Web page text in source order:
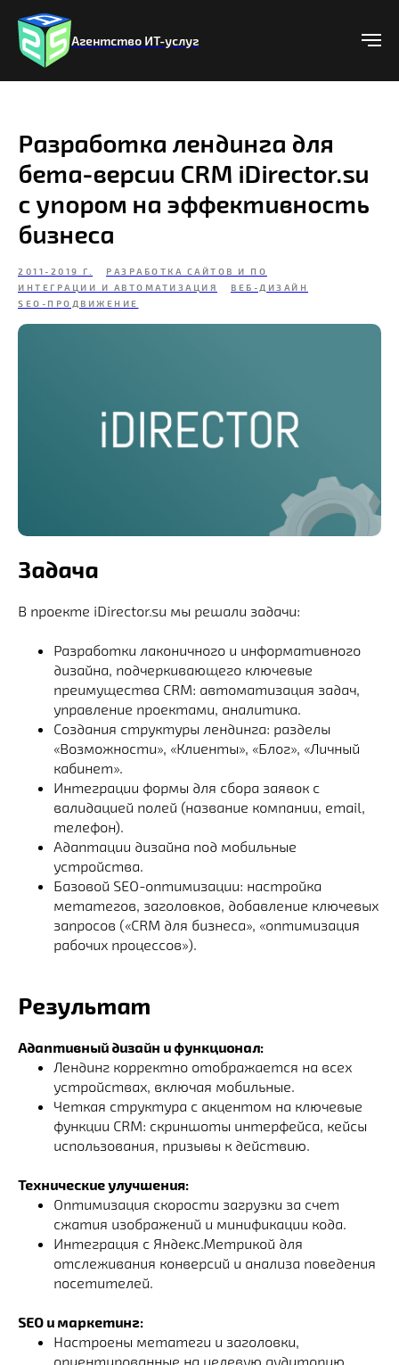
Агентство ИТ-услуг
Разработка лендинга для
бета-версии CRM iDirector.su
с упором на эффективность
бизнеса
2011-2019 Г.
РАЗРАБОТКА САЙТОВ И ПО
ИНТЕГРАЦИИ И АВТОМАТИЗАЦИЯ
ВЕБ-ДИЗАЙН
SEO-ПРОДВИЖЕНИЕ
Задача
В проекте iDirector.su мы решали задачи:
Разработки лаконичного и информативного
дизайна, подчеркивающего ключевые
преимущества CRM: автоматизация задач,
управление проектами, аналитика.
Создания структуры лендинга: разделы
«Возможности», «Клиенты», «Блог», «Личный
кабинет».
Интеграции формы для сбора заявок с
валидацией полей (название компании, email,
телефон).
Адаптации дизайна под мобильные
устройства.
Базовой SEO-оптимизации: настройка
метатегов, заголовков, добавление ключевых
запросов («CRM для бизнеса», «оптимизация
рабочих процессов»).
Результат
Адаптивный дизайн и функционал:
Лендинг корректно отображается на всех
устройствах, включая мобильные.
Четкая структура с акцентом на ключевые
функции CRM: скриншоты интерфейса, кейсы
использования, призывы к действию.
Технические улучшения:
Оптимизация скорости загрузки за счет
сжатия изображений и минификации кода.
Интеграция с Яндекс.Метрикой для
отслеживания конверсий и анализа поведения
посетителей.
SEO и маркетинг:
Настроены метатеги и заголовки,
ориентированные на целевую аудиторию